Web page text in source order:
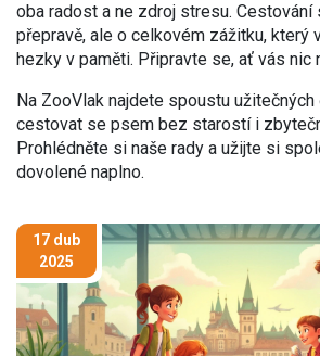
oba radost a ne zdroj stresu. Cestování
přepravě, ale o celkovém zážitku, který
hezky v paměti. Připravte se, ať vás nic
Na ZooVlak najdete spoustu užitečných
cestovat se psem bez starostí i
Prohlédněte si naše rady a užijte si
dovolené naplno.
17 dub
2025